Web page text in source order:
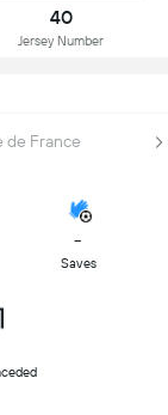
40
Jersey Number
de France
-
Saves